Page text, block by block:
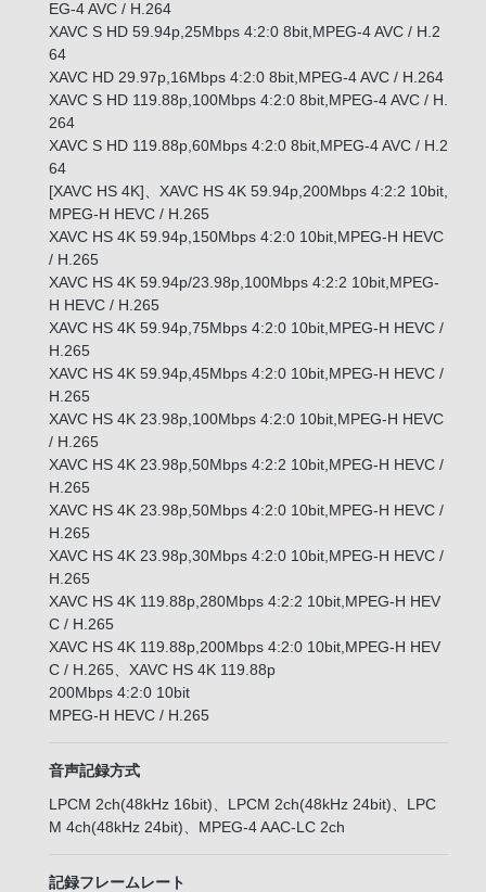
EG-4 AVC / H.264
XAVC S HD 59.94p,25Mbps 4:2:0 8bit,MPEG-4 AVC / H.2
64
XAVC HD 29.97p,16Mbps 4:2:0 8bit,MPEG-4 AVC / H.264
XAVC S HD 119.88p,100Mbps 4:2:0 8bit,MPEG-4 AVC / H.
264
XAVC S HD 119.88p,60Mbps 4:2:0 8bit,MPEG-4 AVC / H.2
64
[XAVC HS 4K]、XAVC HS 4K 59.94p,200Mbps 4:2:2 10bit,
MPEG-H HEVC / H.265
XAVC HS 4K 59.94p,150Mbps 4:2:0 10bit,MPEG-H HEVC
/ H.265
XAVC HS 4K 59.94p/23.98p,100Mbps 4:2:2 10bit,MPEG-
H HEVC / H.265
XAVC HS 4K 59.94p,75Mbps 4:2:0 10bit,MPEG-H HEVC /
H.265
XAVC HS 4K 59.94p,45Mbps 4:2:0 10bit,MPEG-H HEVC /
H.265
XAVC HS 4K 23.98p,100Mbps 4:2:0 10bit,MPEG-H HEVC
/ H.265
XAVC HS 4K 23.98p,50Mbps 4:2:2 10bit,MPEG-H HEVC /
H.265
XAVC HS 4K 23.98p,50Mbps 4:2:0 10bit,MPEG-H HEVC /
H.265
XAVC HS 4K 23.98p,30Mbps 4:2:0 10bit,MPEG-H HEVC /
H.265
XAVC HS 4K 119.88p,280Mbps 4:2:2 10bit,MPEG-H HEV
C / H.265
XAVC HS 4K 119.88p,200Mbps 4:2:0 10bit,MPEG-H HEV
C / H.265、XAVC HS 4K 119.88p
200Mbps 4:2:0 10bit
MPEG-H HEVC / H.265
音声記録方式
LPCM 2ch(48kHz 16bit)、LPCM 2ch(48kHz 24bit)、LPC
M 4ch(48kHz 24bit)、MPEG-4 AAC-LC 2ch
記録フレームレート